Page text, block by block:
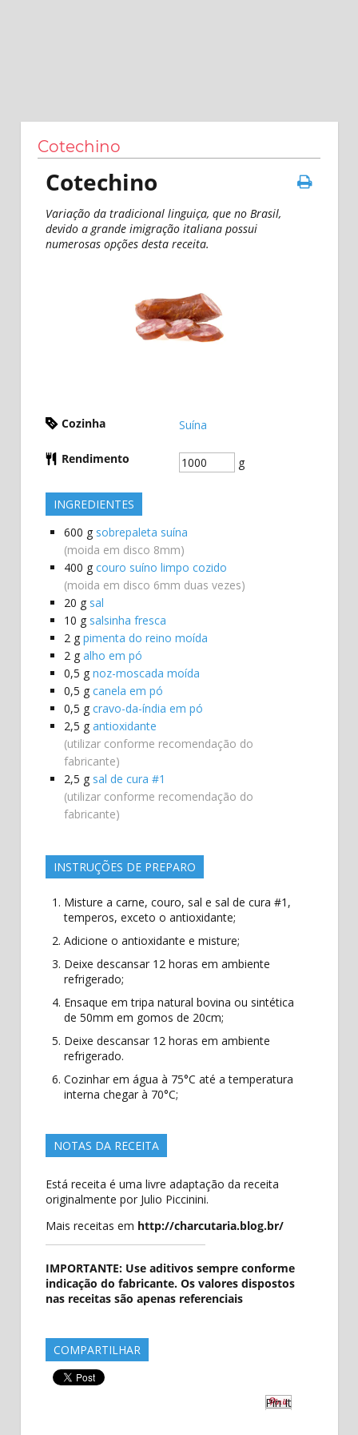
Cotechino
Cotechino
Variação da tradicional linguiça, que no Brasil,
devido a grande imigração italiana possui
numerosas opções desta receita.
Cozinha Suína
Rendimento g
INGREDIENTES
600 g sobrepaleta suína
(moida em disco 8mm)
400 g couro suíno limpo cozido
(moida em disco 6mm duas vezes)
20 g sal
10 g salsinha fresca
2 g pimenta do reino moída
2 g alho em pó
0,5 g noz-moscada moída
0,5 g canela em pó
0,5 g cravo-da-índia em pó
2,5 g antioxidante
(utilizar conforme recomendação do
fabricante)
2,5 g sal de cura #1
(utilizar conforme recomendação do
fabricante)
INSTRUÇÕES DE PREPARO
Misture a carne, couro, sal e sal de cura #1,
temperos, exceto o antioxidante;
Adicione o antioxidante e misture;
Deixe descansar 12 horas em ambiente
refrigerado;
Ensaque em tripa natural bovina ou sintética
de 50mm em gomos de 20cm;
Deixe descansar 12 horas em ambiente
refrigerado.
Cozinhar em água à 75°C até a temperatura
interna chegar à 70°C;
NOTAS DA RECEITA
Está receita é uma livre adaptação da receita
originalmente por Julio Piccinini.
Mais receitas em http://charcutaria.blog.br/
IMPORTANTE: Use aditivos sempre conforme
indicação do fabricante. Os valores dispostos
nas receitas são apenas referenciais
COMPARTILHAR
Pin It